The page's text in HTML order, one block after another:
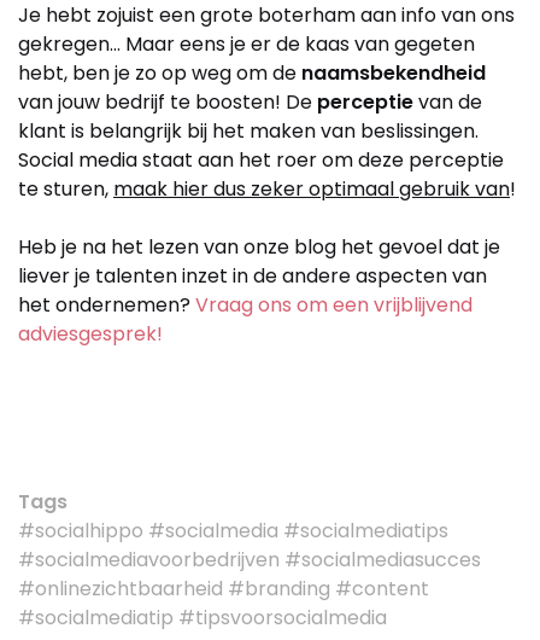
Je hebt zojuist een grote boterham aan info van ons
gekregen… Maar eens je er de kaas van gegeten
hebt, ben je zo op weg om de naamsbekendheid
van jouw bedrijf te boosten! De perceptievan de
klant is belangrijk bij het maken van beslissingen.
Social media staat aan het roer om deze perceptie
te sturen, maak hier dus zeker optimaal gebruik van!
Heb je na het lezen van onze blog het gevoel dat je
liever je talenten inzet in de andere aspecten van
het ondernemen?Vraag ons om een vrijblijvend
adviesgesprek!
Tags
#socialhippo #socialmedia #socialmediatips
#socialmediavoorbedrijven #socialmediasucces
#onlinezichtbaarheid #branding #content
#socialmediatip #tipsvoorsocialmedia